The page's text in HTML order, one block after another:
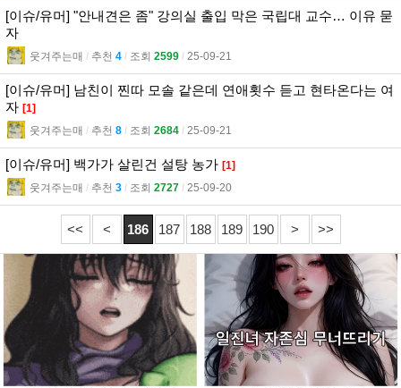
[이슈/유머] "안내견은 좀" 강의실 출입 막은 국립대 교수… 이유 묻
자
웃겨주는매 l 추천 4 l 조회 2599 l 25-09-21
[이슈/유머] 남친이 찐따 모솔 같은데 연애횟수 듣고 현타온다는 여
자 [1]
웃겨주는매 l 추천 8 l 조회 2684 l 25-09-21
[이슈/유머] 백가가 살린건 설탕 농가 [1]
웃겨주는매 l 추천 3 l 조회 2727 l 25-09-20
<< < 186 187 188 189 190 > >>